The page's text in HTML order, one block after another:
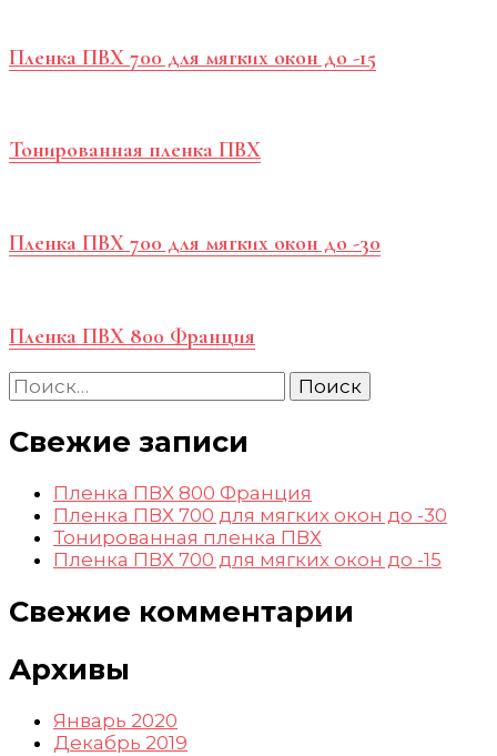
Пленка ПВХ 700 для мягких окон до -15
Тонированная пленка ПВХ
Пленка ПВХ 700 для мягких окон до -30
Пленка ПВХ 800 Франция
Найти:
Свежие записи
Пленка ПВХ 800 Франция
Пленка ПВХ 700 для мягких окон до -30
Тонированная пленка ПВХ
Пленка ПВХ 700 для мягких окон до -15
Свежие комментарии
Архивы
Январь 2020
Декабрь 2019